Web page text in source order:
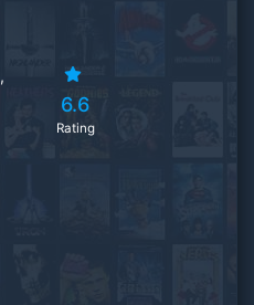
,
6.6
Rating